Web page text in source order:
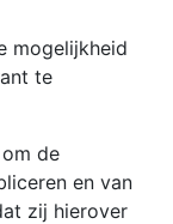
mogelijkheid
te
de
en van
zij hierover